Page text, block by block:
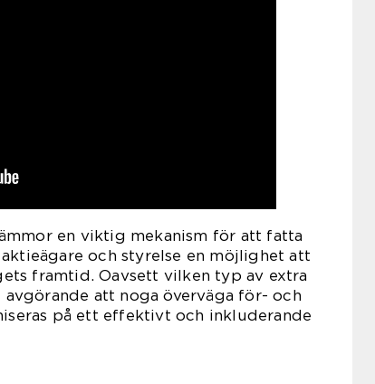
en viktig mekanism för att fatta
och styrelse en möjlighet att
framtid. Oavsett vilken typ av extra
avgörande att noga överväga för- och
på ett effektivt och inkluderande